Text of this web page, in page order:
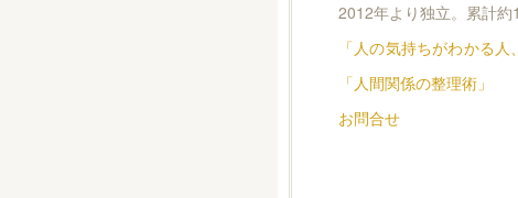
2012年より独立。累計約
「人の気持ちがわかる
「人間関係の整理術」
お問合せ